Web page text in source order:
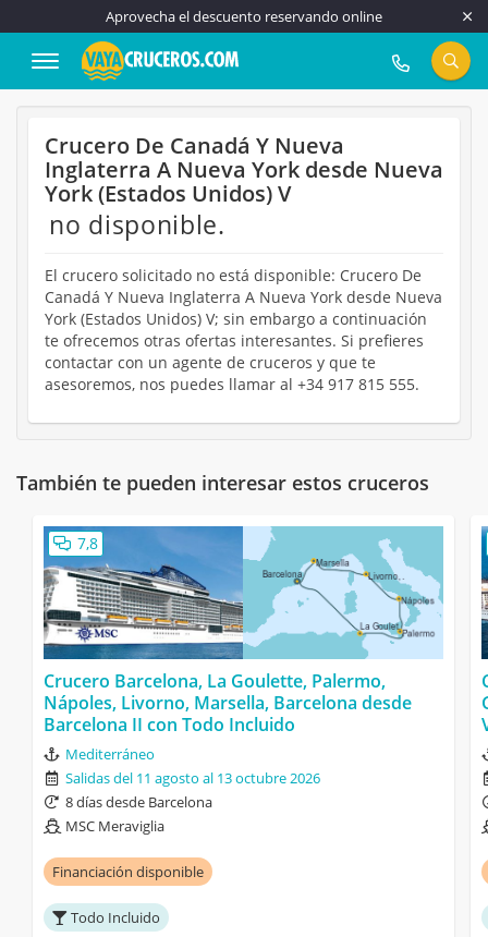
Aprovecha el descuento reservando online
917 815 555
Crucero De Canadá Y Nueva
Inglaterra A Nueva York desde Nueva
York (Estados Unidos) V
no disponible.
El crucero solicitado no está disponible: Crucero De
Canadá Y Nueva Inglaterra A Nueva York desde Nueva
York (Estados Unidos) V; sin embargo a continuación
te ofrecemos otras ofertas interesantes. Si prefieres
contactar con un agente de cruceros y que te
asesoremos, nos puedes llamar al +34 917 815 555.
También te pueden interesar estos cruceros
7,8
Crucero Barcelona, La Goulette, Palermo,
Nápoles, Livorno, Marsella, Barcelona desde
Barcelona II con Todo Incluido
Mediterráneo
Salidas del 11 agosto al 13 octubre 2026
8 días desde Barcelona
MSC Meraviglia
Financiación disponible
Todo Incluido